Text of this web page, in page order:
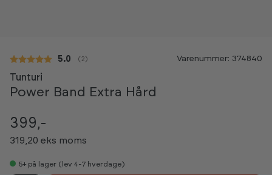
Gennemsnitlig vurdering:
5.0 ( stemmer:
2 ) Varenummer: 374840
Tunturi
Power Band Extra Hård
399,-
319,20 eks moms
5+ på lager (lev 4-7 hverdage)